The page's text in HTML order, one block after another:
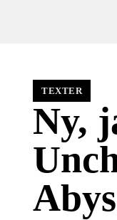
TEXTER
Ny,